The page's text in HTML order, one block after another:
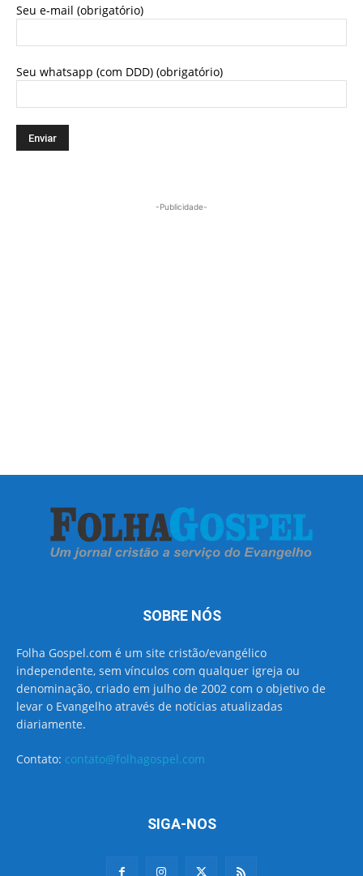
Seu e-mail (obrigatório)
Seu whatsapp (com DDD) (obrigatório)
-Publicidade-
SOBRE NÓS
Folha Gospel.com é um site cristão/evangélico
independente, sem vínculos com qualquer igreja ou
denominação, criado em julho de 2002 com o objetivo de
levar o Evangelho através de notícias atualizadas
diariamente.
Contato: contato@folhagospel.com
SIGA-NOS